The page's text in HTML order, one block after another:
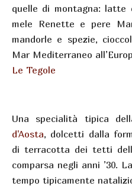
quelle di montagna: latte
mele Renette e pere
mandorle e spezie,
Mar Mediterraneo
Le Tegole
Una specialità tipica
d'Aosta, dolcetti dalla
di terracotta dei tetti
comparsa negli anni ’30.
tempo tipicamente